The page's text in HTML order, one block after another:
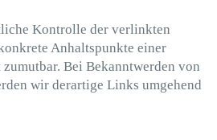
Kontrolle der verlinkten
Anhaltspunkte einer
Bei Bekanntwerden von
wir derartige Links umgehend